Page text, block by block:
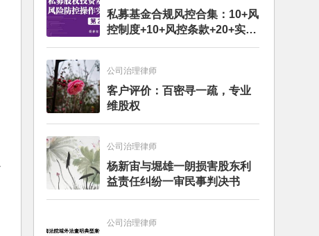
私募基金合规风控合集：10+风
控制度+10+风控条款+20+实务
文章+每月动态
公司治理律师
客户评价：百密寻一疏，专业
维股权
公司治理律师
杨新宙与堀雄一朗损害股东利
益责任纠纷一审民事判决书
公司治理律师